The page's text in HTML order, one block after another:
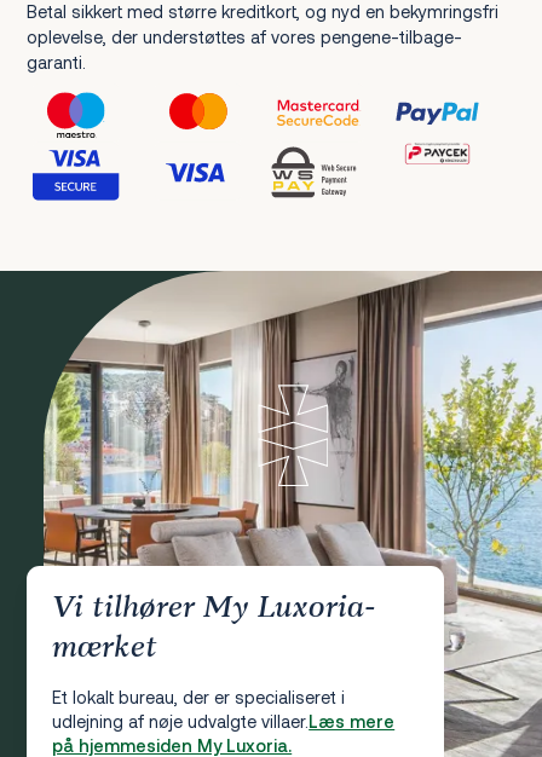
Betal sikkert med større kreditkort, og nyd en bekymringsfri
oplevelse, der understøttes af vores pengene-tilbage-
garanti.
Vi tilhører My Luxoria-
mærket
Et lokalt bureau, der er specialiseret i
udlejning af nøje udvalgte villaer.Læs mere
på hjemmesiden My Luxoria.